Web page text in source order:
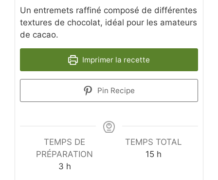
Un entremets raffiné composé de différentes
textures de chocolat, idéal pour les amateurs
de cacao.
Imprimer la recette
Pin Recipe
TEMPS DE
PRÉPARATION
3heures
h
TEMPS TOTAL
15heures
h